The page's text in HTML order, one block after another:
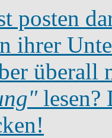
posten
ihrer
überall
lesen?